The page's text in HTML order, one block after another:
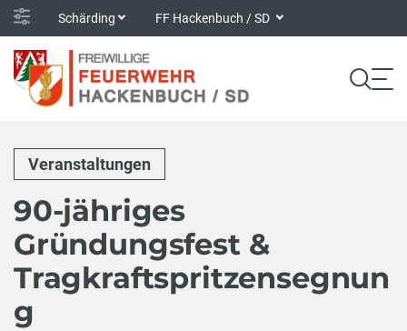
Schärding FF Hackenbuch / SD
Veranstaltungen
90-jähriges
Gründungsfest &
Tragkraftspritzensegnun
g